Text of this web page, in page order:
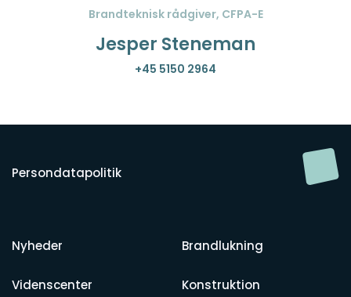
Brandteknisk rådgiver, CFPA-E
Jesper Steneman
+45 5150 2964
Persondatapolitik
Nyheder
Videnscenter
Brandlukning
Konstruktion